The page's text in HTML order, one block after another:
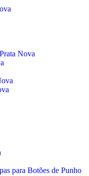
Nova
para Botões de Punho